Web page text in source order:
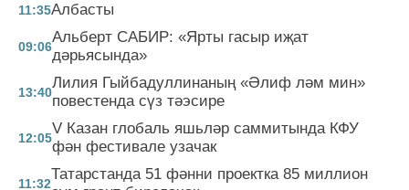
11:35Албасты
09:06
Альберт САБИР: «Ярты гасыр иҗат
дәрьясында»
13:40
Лилия Гыйбадуллинаның «Әлиф ләм мин»
повестенда сүз тәэсире
12:05
V Казан глобаль яшьләр саммитында КФУ
фән фестивале узачак
11:32
Татарстанда 51 фәнни проектка 85 миллион